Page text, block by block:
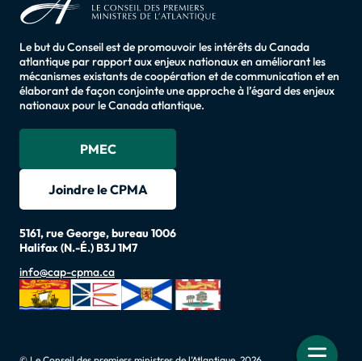
Le but du Conseil est de promouvoir les intérêts du Canada
atlantique par rapport aux enjeux nationaux en améliorant les
mécanismes existants de coopération et de communication et en
élaborant de façon conjointe une approche à l’égard des enjeux
nationaux pour le Canada atlantique.
PMEC
Joindre le CPMA
5161, rue George, bureau 1006
Halifax (N.-É.) B3J 1M7
info@cap-cpma.ca